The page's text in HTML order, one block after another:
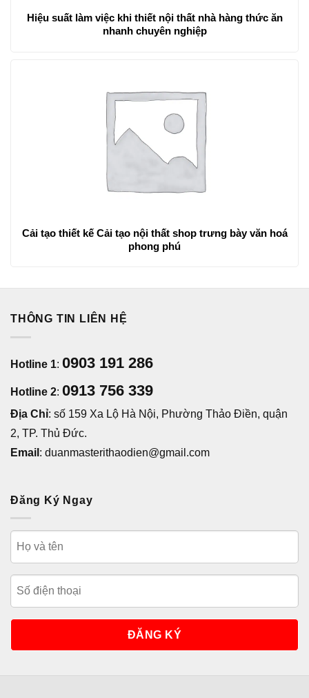
Hiệu suất làm việc khi thiết nội thất nhà hàng thức ăn
nhanh chuyên nghiệp
Cải tạo thiết kế Cải tạo nội thất shop trưng bày văn hoá
phong phú
THÔNG TIN LIÊN HỆ
Hotline 1: 0903 191 286
Hotline 2: 0913 756 339
Địa Chỉ: số 159 Xa Lộ Hà Nội, Phường Thảo Điền, quận
2, TP. Thủ Đức.
Email : duanmasterithaodien@gmail.com
Đăng Ký Ngay